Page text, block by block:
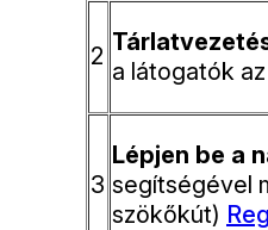
2
a látogatók az
3
Lépjen be a
segítségével
szökőkút)